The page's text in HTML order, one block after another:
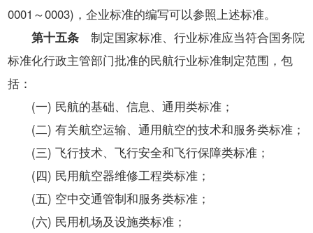
0001～0003)，企业标准的编写可以参照上述标准。
第十五条制定国家标准、行业标准应当符合国务院
标准化行政主管部门批准的民航行业标准制定范围，包
括：
(一) 民航的基础、信息、通用类标准；
(二) 有关航空运输、通用航空的技术和服务类标准；
(三) 飞行技术、飞行安全和飞行保障类标准；
(四) 民用航空器维修工程类标准；
(五) 空中交通管制和服务类标准；
(六) 民用机场及设施类标准；